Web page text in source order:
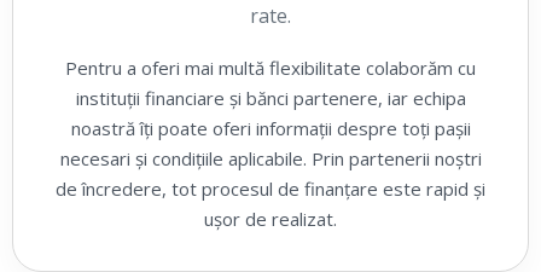
rate.
Pentru a oferi mai multă flexibilitate colaborăm cu
instituții financiare și bănci partenere, iar echipa
noastră îți poate oferi informații despre toți pașii
necesari și condițiile aplicabile. Prin partenerii noștri
de încredere, tot procesul de finanțare este rapid și
ușor de realizat.